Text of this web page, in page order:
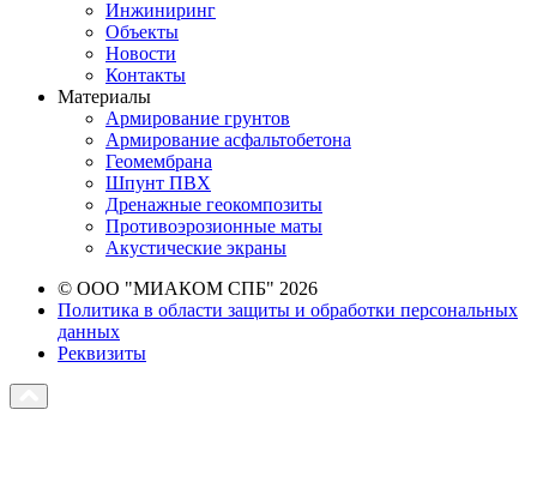
Инжиниринг
Объекты
Новости
Контакты
Материалы
Армирование грунтов
Армирование асфальтобетона
Геомембрана
Шпунт ПВХ
Дренажные геокомпозиты
Противоэрозионные маты
Акустические экраны
© ООО "МИАКОМ СПБ" 2026
Политика в области защиты и обработки персональных
данных
Реквизиты